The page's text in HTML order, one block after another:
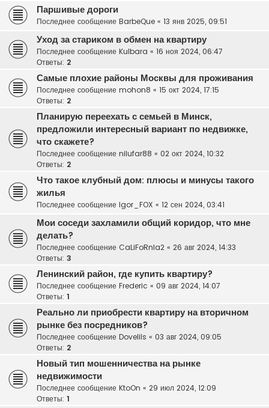
Паршивые дороги
Последнее сообщение BarbeQue « 13 янв 2025, 09:51
Уход за стариком в обмен на квартиру
Последнее сообщение Kulbara « 16 ноя 2024, 06:47
Ответы: 2
Самые плохие районы Москвы для проживания
Последнее сообщение mohon8 « 15 окт 2024, 17:15
Ответы: 2
Планирую переехать с семьей в Минск,
предложили интересный вариант по недвижке,
что скажете?
Последнее сообщение nilufar88 « 02 окт 2024, 10:32
Ответы: 2
Что такое клубный дом: плюсы и минусы такого
жилья
Последнее сообщение Igor_FOX « 12 сен 2024, 03:41
Мои соседи захламили общий коридор, что мне
делать?
Последнее сообщение CaLiFoRnIa2 « 26 авг 2024, 14:33
Ответы: 3
Ленинский район, где купить квартиру?
Последнее сообщение Frederic « 09 авг 2024, 14:07
Ответы: 1
Реально ли приобрести квартиру на вторичном
рынке без посредников?
Последнее сообщение Dovelils « 03 авг 2024, 09:05
Ответы: 2
Новый тип мошенничества на рынке
недвижимости
Последнее сообщение KtoOn « 29 июл 2024, 12:09
Ответы: 1